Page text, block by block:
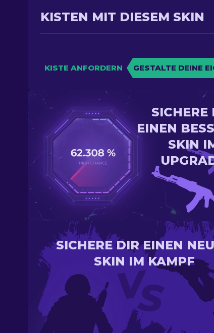
KISTEN MIT DIESEM SKIN
KISTE ANFORDERN GESTALTE DEINE
SICHERE
EINEN
SKIN
SICHERE DIR EINEN
SKIN IM KAMPF